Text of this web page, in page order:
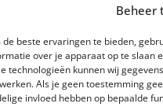
Beheer
de beste ervaringen te bieden,
over je apparaat op te slaan
technologieën kunnen wij
Als je geen toestemming
invloed hebben op bepaalde